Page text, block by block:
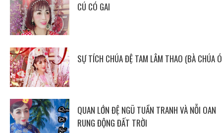
CÚ CÓ GAI
SỰ TÍCH CHÚA ĐỆ TAM LÂM THAO (BÀ CHÚA
QUAN LỚN ĐỆ NGŨ TUẦN TRANH VÀ NỖI OAN
RUNG ĐỘNG ĐẤT TRỜI